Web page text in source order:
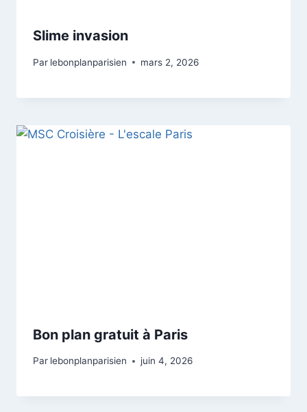
Slime invasion
Par lebonplanparisien mars 2, 2026
Bon plan gratuit à Paris
Par lebonplanparisien juin 4, 2026